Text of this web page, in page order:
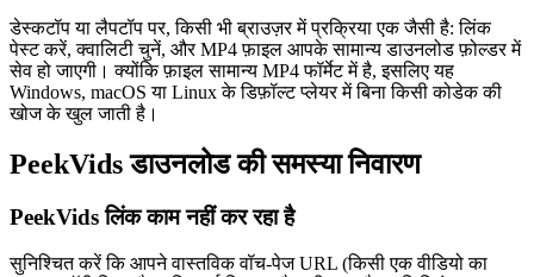
डेस्कटॉप या लैपटॉप पर, किसी भी ब्राउज़र में प्रक्रिया एक जैसी है: लिंक
पेस्ट करें, क्वालिटी चुनें, और MP4 फ़ाइल आपके सामान्य डाउनलोड फ़ोल्डर में
सेव हो जाएगी। क्योंकि फ़ाइल सामान्य MP4 फॉर्मेट में है, इसलिए यह
Windows, macOS या Linux के डिफ़ॉल्ट प्लेयर में बिना किसी कोडेक की
खोज के खुल जाती है।
PeekVids डाउनलोड की समस्या निवारण
PeekVids लिंक काम नहीं कर रहा है
सुनिश्चित करें कि आपने वास्तविक वॉच-पेज URL (किसी एक वीडियो का